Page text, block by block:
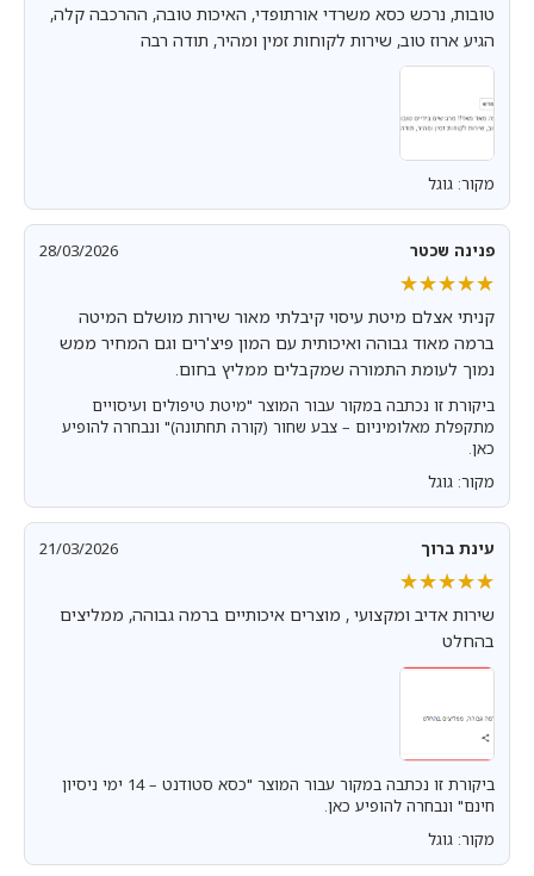
טובות, נרכש כסא משרדי אורתופדי, האיכות טובה, ההרכבה קלה,
הגיע ארוז טוב, שירות לקוחות זמין ומהיר, תודה רבה
מקור: גוגל
פנינה שכטר 28/03/2026
★★★★★
★★★★★
קניתי אצלם מיטת עיסוי קיבלתי מאור שירות מושלם המיטה
ברמה מאוד גבוהה ואיכותית עם המון פיצ'רים וגם המחיר ממש
נמוך לעומת התמורה שמקבלים ממליץ בחום.
ביקורת זו נכתבה במקור עבור המוצר "מיטת טיפולים ועיסויים
מתקפלת מאלומיניום – צבע שחור (קורה תחתונה)" ונבחרה להופיע
כאן.
מקור: גוגל
עינת ברוך 21/03/2026
★★★★★
★★★★★
שירות אדיב ומקצועי , מוצרים איכותיים ברמה גבוהה, ממליצים
בהחלט
ביקורת זו נכתבה במקור עבור המוצר "כסא סטודנט – 14 ימי ניסיון
חינם" ונבחרה להופיע כאן.
מקור: גוגל